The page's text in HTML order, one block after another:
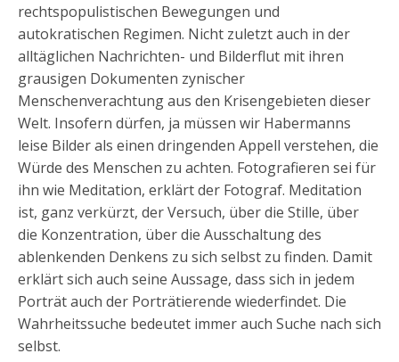
rechtspopulistischen Bewegungen und
autokratischen Regimen. Nicht zuletzt auch in der
alltäglichen Nachrichten- und Bilderflut mit ihren
grausigen Dokumenten zynischer
Menschenverachtung aus den Krisengebieten dieser
Welt. Insofern dürfen, ja müssen wir Habermanns
leise Bilder als einen dringenden Appell verstehen, die
Würde des Menschen zu achten. Fotografieren sei für
ihn wie Meditation, erklärt der Fotograf. Meditation
ist, ganz verkürzt, der Versuch, über die Stille, über
die Konzentration, über die Ausschaltung des
ablenkenden Denkens zu sich selbst zu finden. Damit
erklärt sich auch seine Aussage, dass sich in jedem
Porträt auch der Porträtierende wiederfindet. Die
Wahrheitssuche bedeutet immer auch Suche nach sich
selbst.